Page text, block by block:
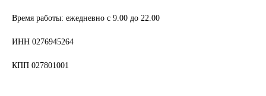
Время работы: ежедневно с 9.00 до 22.00
ИНН 0276945264
КПП 027801001